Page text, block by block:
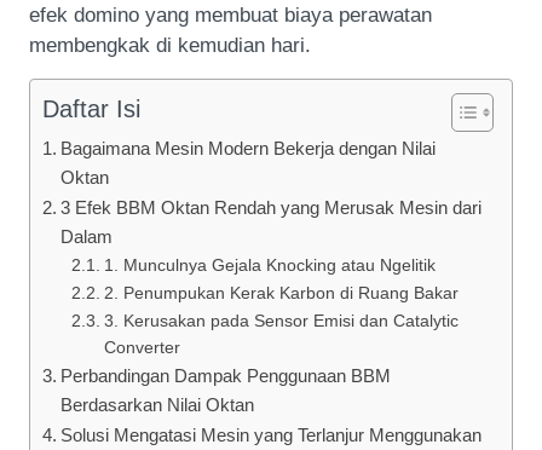
efek domino yang membuat biaya perawatan
membengkak di kemudian hari.
Daftar Isi
Bagaimana Mesin Modern Bekerja dengan Nilai
Oktan
3 Efek BBM Oktan Rendah yang Merusak Mesin dari
Dalam
1. Munculnya Gejala Knocking atau Ngelitik
2. Penumpukan Kerak Karbon di Ruang Bakar
3. Kerusakan pada Sensor Emisi dan Catalytic
Converter
Perbandingan Dampak Penggunaan BBM
Berdasarkan Nilai Oktan
Solusi Mengatasi Mesin yang Terlanjur Menggunakan